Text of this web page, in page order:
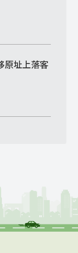
原址上落客